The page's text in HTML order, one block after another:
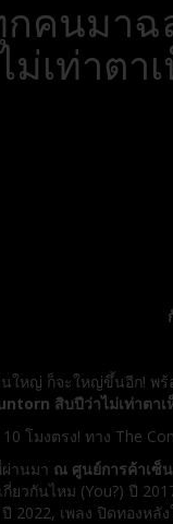
กคนมา
ม่เท่าตา
นใหญ่ ก็จะใหญ่ขึ้นอีก!
สิบปีว่าไม่เท่าตาเ
โมงตรง! ทาง The
านมา ณ ศูนย์การค้าเซ็
กี่ยวกันไหม (You?) ปี
2022, เพลง ปิดทองหลั